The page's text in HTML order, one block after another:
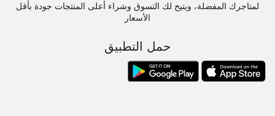
لمتاجرك المفضلة، ويتيح لك التسوق وشراء أعلى المنتجات جودة بأقل
الأسعار
حمل التطبيق